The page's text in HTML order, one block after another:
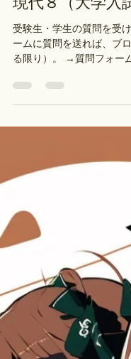
2023年8月20日
読了
現代８（大学入
受験生・学生の質問を受
る限り）。 →質問フォー
ますか。 解答例はページ
が敗戦国に行った政策を